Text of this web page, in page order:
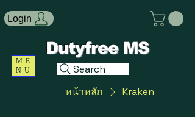
ME
NU
Search
Login
Dutyfree MS
หน้าหลัก Kraken